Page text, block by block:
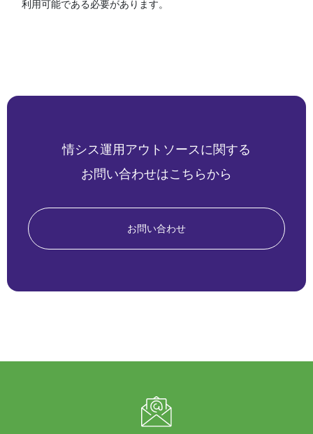
利用可能である必要があります。
情シス運用アウトソースに関する
お問い合わせはこちらから
お問い合わせ